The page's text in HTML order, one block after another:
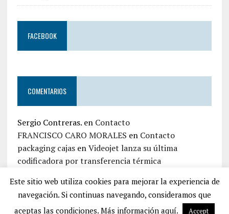
FACEBOOK
COMENTARIOS
Sergio Contreras.en Contacto
FRANCISCO CARO MORALES en Contacto
packaging cajasenVideojet lanza su última
codificadora por transferencia térmica
Iván Top EmbalajeenContacto
Este sitio web utiliza cookies para mejorar la experiencia de
navegación. Si continuas navegando, consideramos que
aceptas las condiciones. Más información aquí.
Accept